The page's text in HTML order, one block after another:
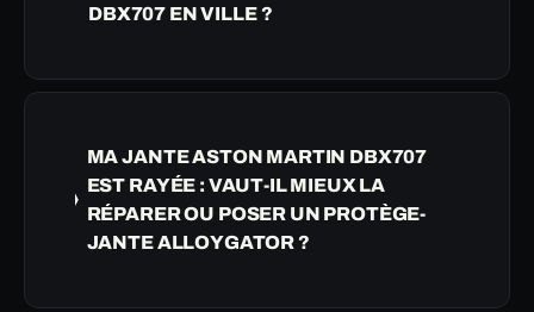
DBX707 EN VILLE ?
MA JANTE ASTON MARTIN DBX707
EST RAYÉE : VAUT-IL MIEUX LA
RÉPARER OU POSER UN PROTÈGE-
JANTE ALLOYGATOR ?